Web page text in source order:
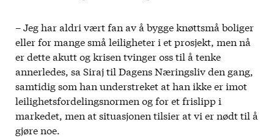
– Jeg har aldri vært fan av å bygge knøttsmå boliger
eller for mange små leiligheter i et prosjekt, men nå
er dette akutt og krisen tvinger oss til å tenke
annerledes, sa Siraj til Dagens Næringsliv den gang,
samtidig som han understreket at han ikke er imot
leilighetsfordelingsnormen og for et frislipp i
markedet, men at situasjonen tilsier at vi er nødt til å
gjøre noe.